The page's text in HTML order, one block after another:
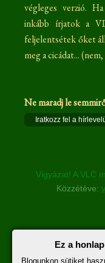
végleges verzió.
inkább írjatok a
feljelentsétek őket
meg a cicádat...
Ne maradj le
Iratkozz fel a
Vigyázat! A VLC
Közzétéve:
Nincsenek
Ez a
Blogunkon sütiket